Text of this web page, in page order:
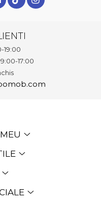
19:00
17:00